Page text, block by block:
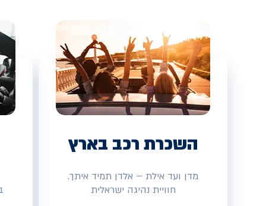
השכרת רכב בארץ
מדן ועד אילת – אלדן תמיד איתך.
חוויית נהיגה ישראלית